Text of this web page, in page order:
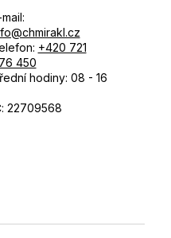
+420 721
450
hodiny: 08 - 16
22709568